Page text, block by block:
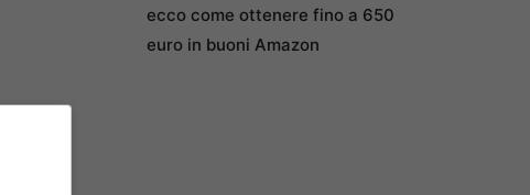
ecco come ottenere fino a 650
euro in buoni Amazon